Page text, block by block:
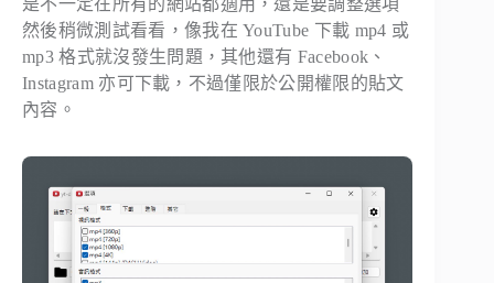
然後稍微測試看看，像我在 YouTube 下載 mp4 或
mp3 格式就沒發生問題，其他還有 Facebook、
Instagram 亦可下載，不過僅限於公開權限的貼文
內容。